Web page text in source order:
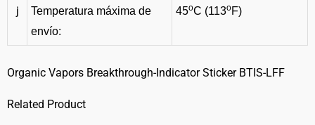
j
Temperatura máxima de
envío:
45oC (113oF)
Organic Vapors Breakthrough-Indicator Sticker BTIS-LFF
Related Product